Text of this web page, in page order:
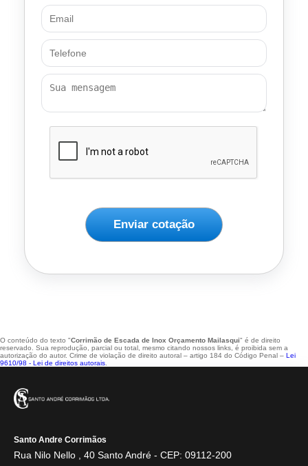
Enviar cotação
O conteúdo do texto "Corrimão de Escada de Inox Orçamento Mailasqui" é de direito
reservado. Sua reprodução, parcial ou total, mesmo citando nossos links, é proibida sem a
autorização do autor. Crime de violação de direito autoral – artigo 184 do Código Penal – Lei
9610/98 - Lei de direitos autorais
Santo Andre Corrimãos
Rua Nilo Nello , 40 Santo André - CEP: 09112-200